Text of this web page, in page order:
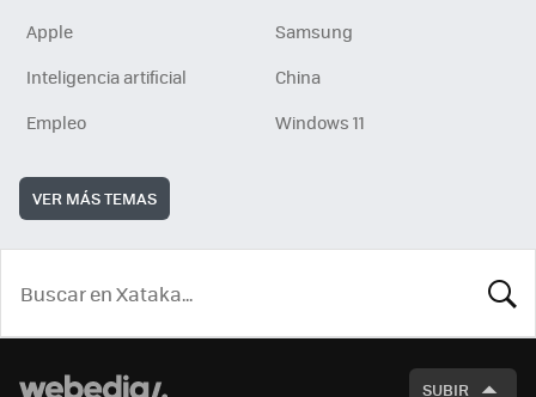
Apple
Samsung
Inteligencia artificial
China
Empleo
Windows 11
VER MÁS TEMAS
SUBIR